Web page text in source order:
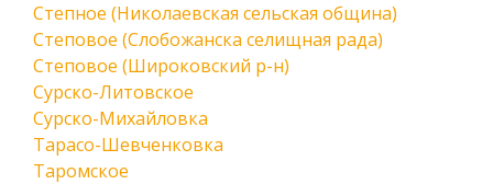
Степное (Николаевская сельская община)
Степовое (Слобожанска селищная рада)
Степовое (Широковский р-н)
Сурско-Литовское
Сурско-Михайловка
Тарасо-Шевченковка
Таромское